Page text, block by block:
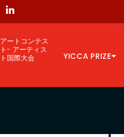
アートコンテス
ト- アーティス
ト国際大会
YICCA PRIZE